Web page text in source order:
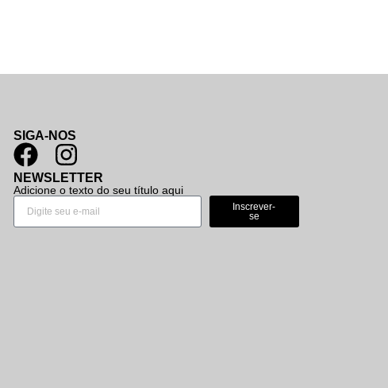
SIGA-NOS
NEWSLETTER
Adicione o texto do seu título aqui
Inscrever-
se